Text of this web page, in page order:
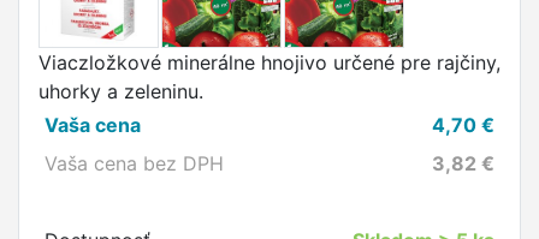
Viaczložkové minerálne hnojivo určené pre rajčiny,
uhorky a zeleninu.
Vaša cena
4,70 €
Vaša cena bez DPH
3,82 €